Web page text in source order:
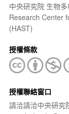
中央研究院 生物
Research Center
(HAST)
授權條款
授權聯絡窗口
請洽請洽中央研究